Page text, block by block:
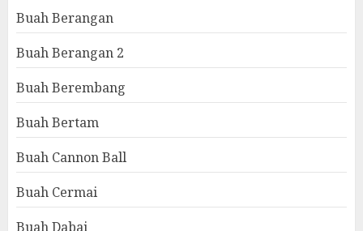
Buah Berangan
Buah Berangan 2
Buah Berembang
Buah Bertam
Buah Cannon Ball
Buah Cermai
Buah Dabai